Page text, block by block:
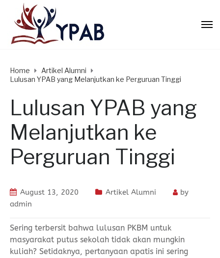
Home
Artikel Alumni
Lulusan YPAB yang Melanjutkan ke Perguruan Tinggi
Lulusan YPAB yang
Melanjutkan ke
Perguruan Tinggi
August 13, 2020 Artikel Alumni
by
admin
Sering terbersit bahwa lulusan PKBM untuk
masyarakat putus sekolah tidak akan mungkin
kuliah? Setidaknya, pertanyaan apatis ini sering